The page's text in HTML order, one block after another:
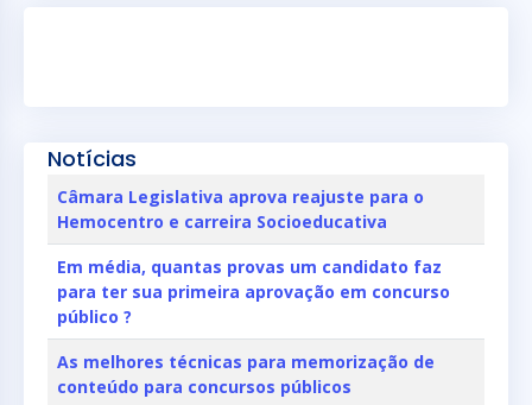
Notícias
Câmara Legislativa aprova reajuste para o
Hemocentro e carreira Socioeducativa
Em média, quantas provas um candidato faz
para ter sua primeira aprovação em concurso
público ?
As melhores técnicas para memorização de
conteúdo para concursos públicos